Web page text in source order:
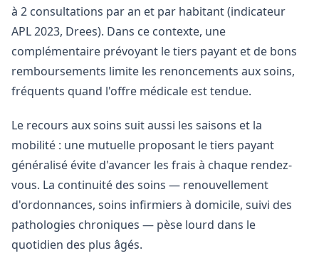
à 2 consultations par an et par habitant (indicateur
APL 2023, Drees). Dans ce contexte, une
complémentaire prévoyant le tiers payant et de bons
remboursements limite les renoncements aux soins,
fréquents quand l'offre médicale est tendue.
Le recours aux soins suit aussi les saisons et la
mobilité : une mutuelle proposant le tiers payant
généralisé évite d'avancer les frais à chaque rendez-
vous. La continuité des soins — renouvellement
d'ordonnances, soins infirmiers à domicile, suivi des
pathologies chroniques — pèse lourd dans le
quotidien des plus âgés.